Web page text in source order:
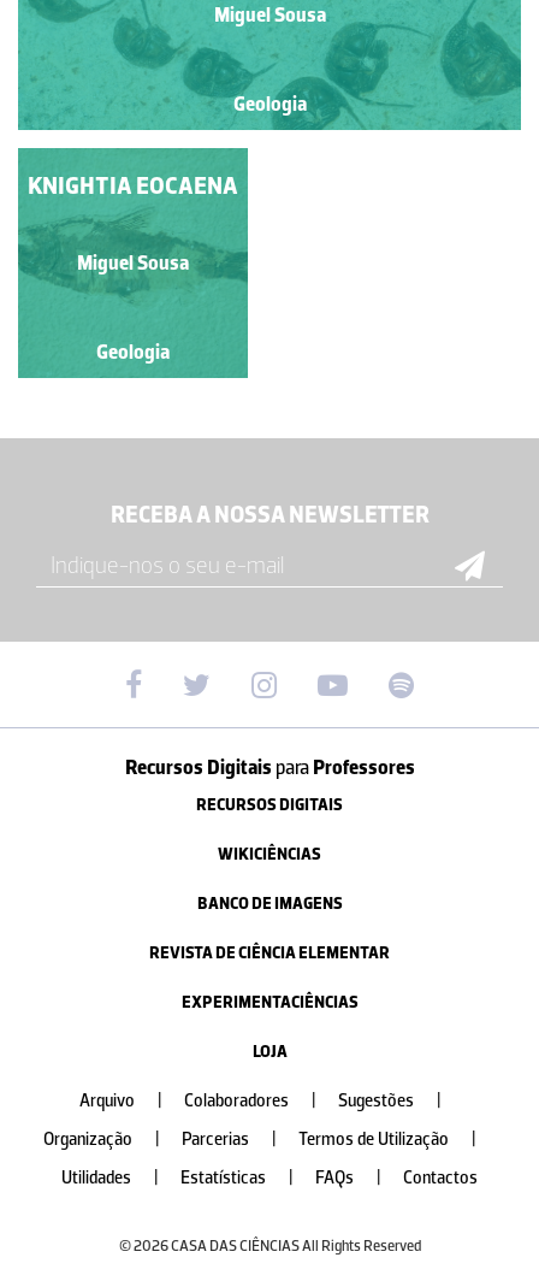
Miguel Sousa
Geologia
KNIGHTIA EOCAENA
Miguel Sousa
Geologia
RECEBA A NOSSA NEWSLETTER
Recursos Digitais paraProfessores
RECURSOS DIGITAIS
WIKICIÊNCIAS
BANCO DE IMAGENS
REVISTA DE CIÊNCIA ELEMENTAR
EXPERIMENTACIÊNCIAS
LOJA
Arquivo Colaboradores Sugestões
Organização
Parcerias Termos de Utilização
Utilidades
Estatísticas FAQs Contactos
© 2026 CASA DAS CIÊNCIAS All Rights Reserved